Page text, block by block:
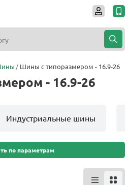
Шины с типоразмером - 16.9-26
- 16.9-26
Индустриальные шины
по параметрам